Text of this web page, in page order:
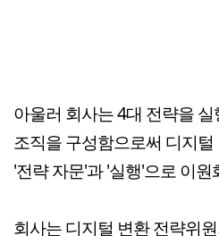
아울러 회사는 4대 전략을
조직을 구성함으로써 디지
'전략 자문'과 '실행'으로 이원
회사는 디지털 변환 전략위